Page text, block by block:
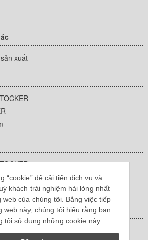
“cookie” để cải tiến dịch vụ và
khách trải nghiệm hài lòng nhất
web của chúng tôi. Bằng việc tiếp
web này, chúng tôi hiểu rằng bạn
tôi sử dụng những cookie này.
xuất